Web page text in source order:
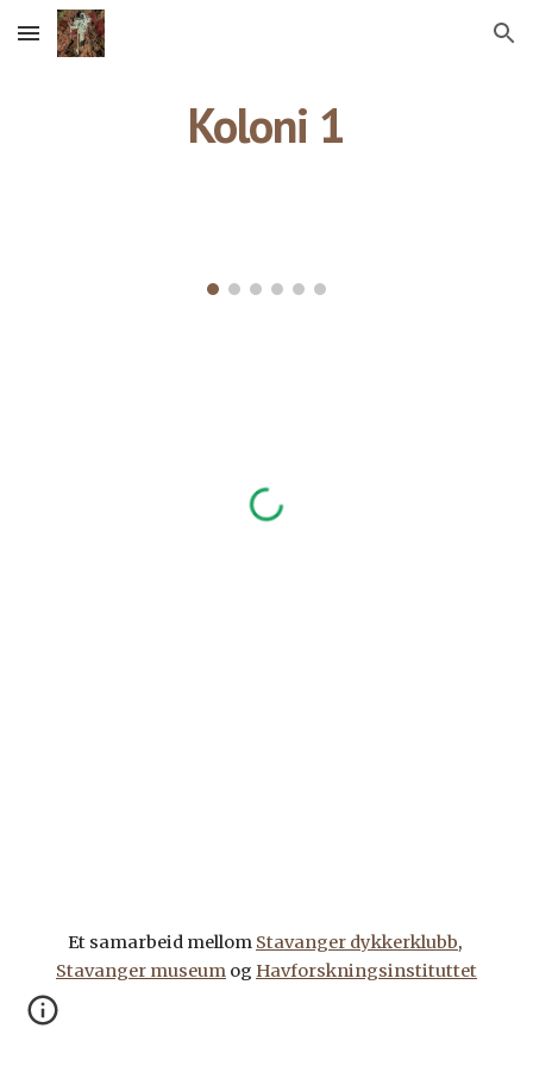
Skip to main content Skip to navigation
Koloni 1
Et samarbeid mellom Stavanger dykkerklubb
Stavanger museum og Havforskningsinstituttet